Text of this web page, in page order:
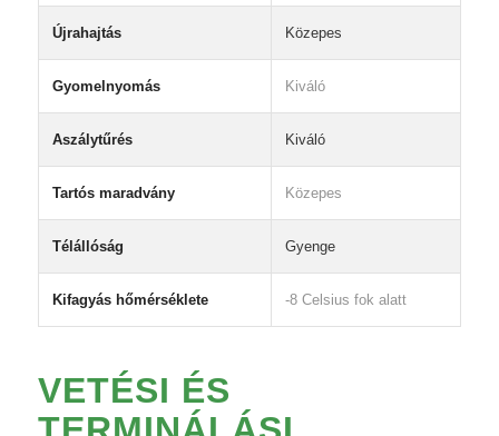
Újrahajtás Közepes
Gyomelnyomás Kiváló
Aszálytűrés Kiváló
Tartós maradvány Közepes
Télállóság Gyenge
Kifagyás hőmérséklete -8 Celsius fok alatt
VETÉSI ÉS